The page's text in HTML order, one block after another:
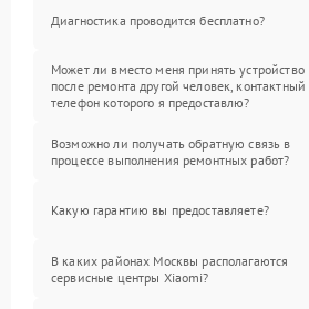
Диагностика проводится бесплатно?
Может ли вместо меня принять устройство
после ремонта другой человек, контактный
телефон которого я предоставлю?
Возможно ли получать обратную связь в
процессе выполнения ремонтных работ?
Какую гарантию вы предоставляете?
В каких районах Москвы располагаются
сервисные центры Xiaomi?